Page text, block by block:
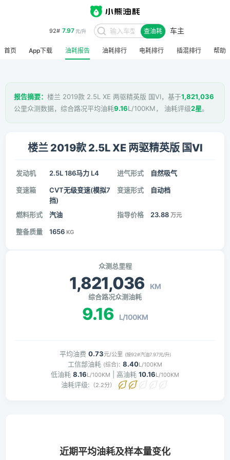
92# 7.97元/升 查油耗 车主
首页 App下载 油耗报告 油耗排行 电耗排行 插混排行 帮助
报告摘要： 楼兰 2019款 2.5L XE 两驱精英版 国VI，基于1,821,036
公里众测数据，综合路况平均油耗9.16L/100KM， 油耗评级2星。
楼兰 2019款 2.5L XE 两驱精英版 国VI
发动机 2.5L 186马力 L4 进气形式 自然吸气
变速箱
CVT无级变速(模拟7
挡)
变速形式 自动档
燃料形式 汽油 指导价格 23.88 万元
整备质量 1656 KG
众测总里程
1,821,036 KM
综合路况众测油耗
9.16 L/100KM
平均油费 0.73元/公里 (按92#汽油7.97元/升)
工信部油耗 (综合): 8.40L/100KM
低油耗 8.16L/100KM | 高油耗 10.16L/100KM
油耗评级: （2.2分）